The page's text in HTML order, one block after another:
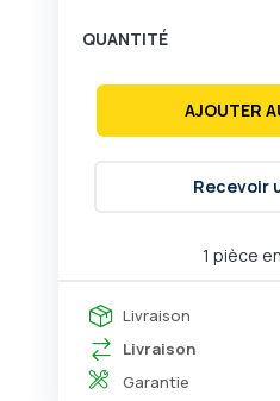
1 pièce
Livraison
Livraison
Garantie
QUANTITÉ
AJOUTER
Recevoir